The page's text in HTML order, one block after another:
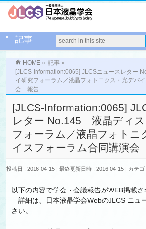
記事
HOME » 記事 »
[JLCS-Information:0065] JLCSニュースレター
イ研究フォーラム／液晶フォトニクス・光デバ
会 報告
[JLCS-Information:0065]
レター No.145 液晶ディ
フォーラム／液晶フォトニ
イスフォーラム合同講演
投稿日 : 2016-04-15 最終更新日時 : 2016-04-15 カテ
以下の内容で学会・会議報告がWEB掲載さ
詳細は、日本液晶学会WebのJLCS ニュ
さい。
————–